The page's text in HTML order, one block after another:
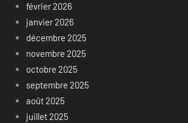
février 2026
janvier 2026
décembre 2025
novembre 2025
octobre 2025
septembre 2025
août 2025
juillet 2025